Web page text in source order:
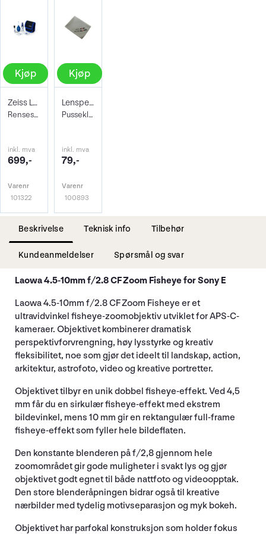
Kjøp
Zeiss Lens Cleaning Kit
Rensesett for objektiv og kamera
inkl. mva
699,-
Varenr
101322
Kjøp
Lenspen Photo Microklear Cloth
Pusseklut i microfiber
inkl. mva
79,-
Varenr
100893
Beskrivelse Teknisk info Tilbehør
Kundeanmeldelser Spørsmål og svar
Laowa 4.5-10mm f/2.8 CF Zoom Fisheye for Sony E
Laowa 4.5-10mm f/2.8 CF Zoom Fisheye er et
ultravidvinkel fisheye-zoomobjektiv utviklet for APS-C-
kameraer. Objektivet kombinerer dramatisk
perspektivforvrengning, høy lysstyrke og kreativ
fleksibilitet, noe som gjør det ideelt til landskap, action,
arkitektur, astrofoto, video og kreative portretter.
Objektivet tilbyr en unik dobbel fisheye-effekt. Ved 4,5
mm får du en sirkulær fisheye-effekt med ekstrem
bildevinkel, mens 10 mm gir en rektangulær full-frame
fisheye-effekt som fyller hele bildeflaten.
Den konstante blenderen på f/2,8 gjennom hele
zoomområdet gir gode muligheter i svakt lys og gjør
objektivet godt egnet til både nattfoto og videoopptak.
Den store blenderåpningen bidrar også til kreative
nærbilder med tydelig motivseparasjon og myk bokeh.
Objektivet har parfokal konstruksjon som holder fokus